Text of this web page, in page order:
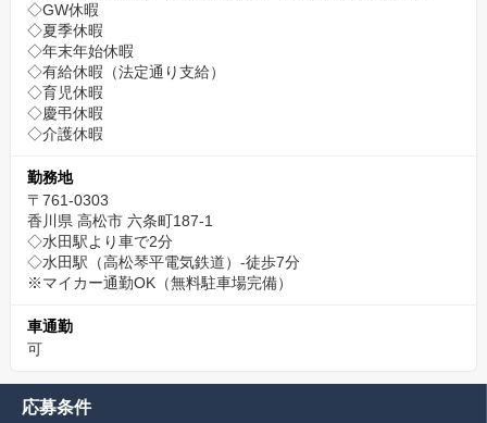
◇GW休暇
◇夏季休暇
◇年末年始休暇
◇有給休暇（法定通り支給）
◇育児休暇
◇慶弔休暇
◇介護休暇
勤務地
〒761-0303
香川県 高松市 六条町187-1
◇水田駅より車で2分
◇水田駅（高松琴平電気鉄道）-徒歩7分
※マイカー通勤OK（無料駐車場完備）
車通勤
可
応募条件